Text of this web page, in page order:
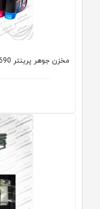
مخزن جوهر پرینتر Epson R290 - R295 - RX610 - RX690